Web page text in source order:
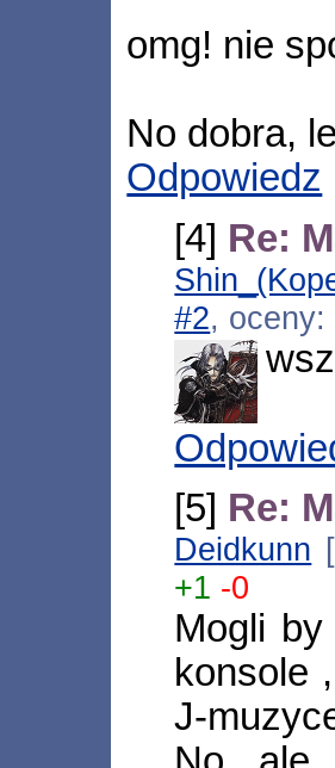
omg! nie
No dobra,
Odpowiedz
[4] Re:
#2, oceny:
[5] Re:
Deidkunn
+1 -0
Mogli
konsole
J-